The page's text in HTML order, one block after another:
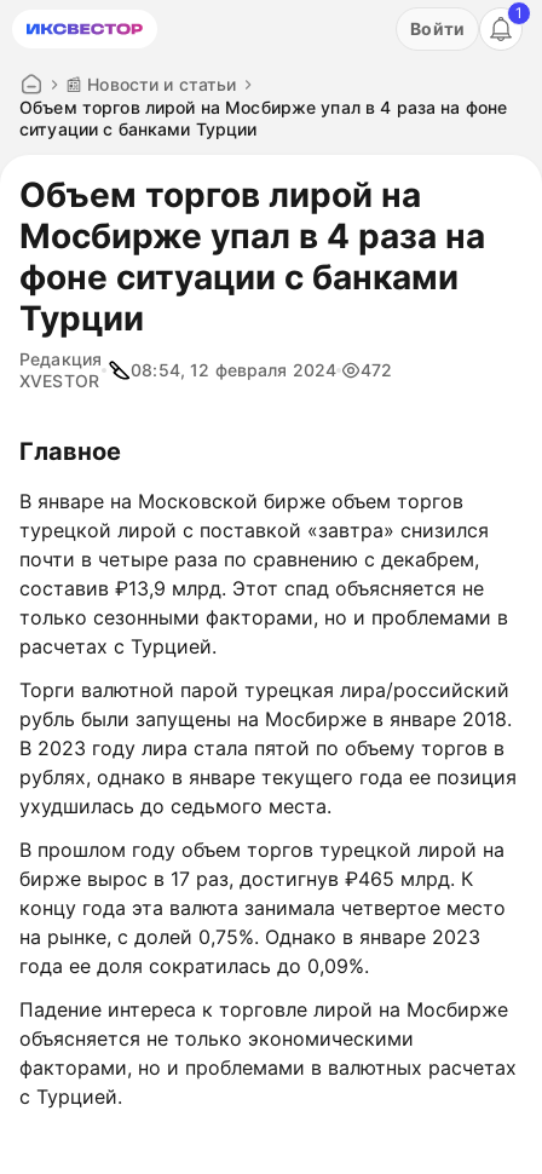
Акция: бесплатный пробный период на 3 дня!
Войти
1
📰 Новости и статьи
Объем торгов лирой на Мосбирже упал в 4 раза на фоне
ситуации с банками Турции
Объем торгов лирой на
Мосбирже упал в 4 раза на
фоне ситуации с банками
Турции
Редакция
XVESTOR
08:54, 12 февраля 2024 472
Главное
В январе на Московской бирже объем торгов
турецкой лирой с поставкой «завтра» снизился
почти в четыре раза по сравнению с декабрем,
составив ₽13,9 млрд. Этот спад объясняется не
только сезонными факторами, но и проблемами в
расчетах с Турцией.
Торги валютной парой турецкая лира/российский
рубль были запущены на Мосбирже в январе 2018.
В 2023 году лира стала пятой по объему торгов в
рублях, однако в январе текущего года ее позиция
ухудшилась до седьмого места.
В прошлом году объем торгов турецкой лирой на
бирже вырос в 17 раз, достигнув ₽465 млрд. К
концу года эта валюта занимала четвертое место
на рынке, с долей 0,75%. Однако в январе 2023
года ее доля сократилась до 0,09%.
Падение интереса к торговле лирой на Мосбирже
объясняется не только экономическими
факторами, но и проблемами в валютных расчетах
с Турцией.